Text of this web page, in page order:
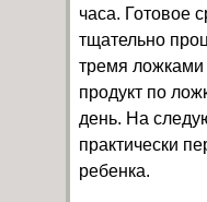
часа. Готовое
тщательно
тремя ложками
продукт по
день. На
практически
ребенка.